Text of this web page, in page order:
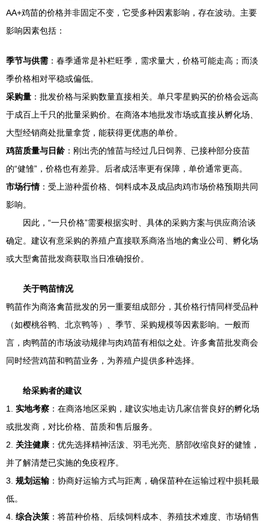
AA+鸡苗的价格并非固定不变，它受多种因素影响，存在波动。主要
影响因素包括：
季节与供需 ：春季通常是补栏旺季，需求量大，价格可能走高；而淡
季价格相对平稳或偏低。
采购量 ：批发价格与采购数量直接相关。单只零星购买的价格会远高
于成百上千只的批量采购价。在商洛本地批发市场或直接从孵化场、
大型经销商处批量拿货，能获得更优惠的单价。
鸡苗质量与日龄：刚出壳的雏苗与经过几日饲养、已接种部分疫苗
的“健雏”，价格也有差异。后者成活率更有保障，单价通常更高。
市场行情：受上游种蛋价格、饲料成本及成品肉鸡市场价格预期共同
影响。
因此，“一只价格”需要根据实时、具体的采购方案与供应商洽谈
确定。建议有意采购的养殖户直接联系商洛当地的禽业公司、孵化场
或大型禽苗批发商获取当日准确报价。
关于鸭苗情况
鸭苗作为商洛禽苗批发的另一重要组成部分，其价格行情同样受品种
（如樱桃谷鸭、北京鸭等）、季节、采购规模等因素影响。一般而
言，肉鸭苗的市场波动规律与肉鸡苗有相似之处。许多禽苗批发商会
同时经营鸡苗和鸭苗业务，为养殖户提供多种选择。
给采购者的建议
1. 实地考察 ：在商洛地区采购，建议实地走访几家信誉良好的孵化场
或批发商，对比价格、苗质和售后服务。
2. 关注健康 ：优先选择精神活泼、羽毛光亮、脐部收缩良好的健雏，
并了解清楚已实施的免疫程序。
3. 规划运输 ：协商好运输方式与距离，确保苗种在运输过程中损耗最
低。
4. 综合决策 ：将苗种价格、后续饲料成本、养殖技术难度、市场销售